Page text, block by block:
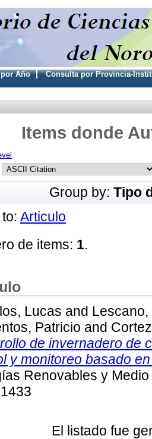
Año
Consulta por Provincia-
Items donde
Group by: Tipo
Articulo
de items: 1.
Lucas and
Patricio and
de invernadero de
y monitoreo basado
Renovables y
El listado fue